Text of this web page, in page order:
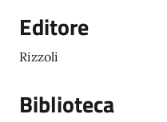
Editore
Rizzoli
Biblioteca